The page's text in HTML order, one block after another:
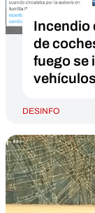
Incendio
de
fuego se
DESINFO